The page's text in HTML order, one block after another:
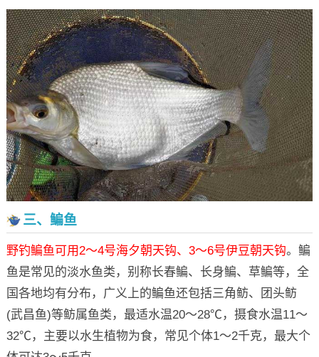
三、鳊鱼
野钓鳊鱼可用2～4号海夕朝天钩、3～6号伊豆朝天钩。鳊
鱼是常见的淡水鱼类，别称长春鳊、长身鳊、草鳊等，全
国各地均有分布，广义上的鳊鱼还包括三角鲂、团头鲂
(武昌鱼)等鲂属鱼类，最适水温20～28℃，摄食水温11～
32℃，主要以水生植物为食，常见个体1～2千克，最大个